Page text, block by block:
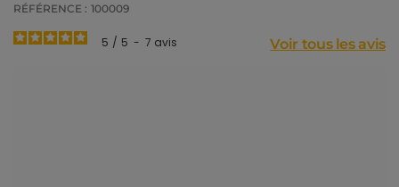
RÉFÉRENCE : 100009
5 / 5 - 7 avis Voir tous les avis